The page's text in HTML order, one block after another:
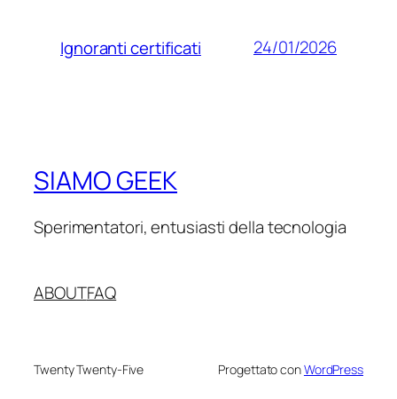
Ignoranti certificati 24/01/2026
SIAMO GEEK
Sperimentatori, entusiasti della tecnologia
ABOUTFAQ
Twenty Twenty-Five Progettato conWordPress